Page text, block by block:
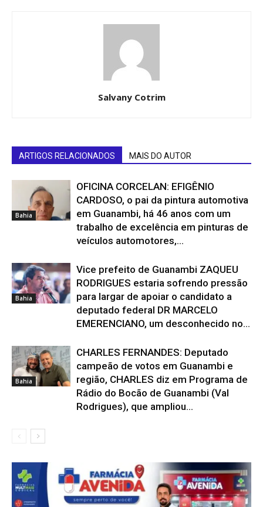
Salvany Cotrim
ARTIGOS RELACIONADOS MAIS DO AUTOR
Bahia
OFICINA CORCELAN: EFIGÊNIO
CARDOSO, o pai da pintura automotiva
em Guanambi, há 46 anos com um
trabalho de excelência em pinturas de
veículos automotores,...
Bahia
Vice prefeito de Guanambi ZAQUEU
RODRIGUES estaria sofrendo pressão
para largar de apoiar o candidato a
deputado federal DR MARCELO
EMERENCIANO, um desconhecido no...
Bahia
CHARLES FERNANDES: Deputado
campeão de votos em Guanambi e
região, CHARLES diz em Programa de
Rádio do Bocão de Guanambi (Val
Rodrigues), que ampliou...